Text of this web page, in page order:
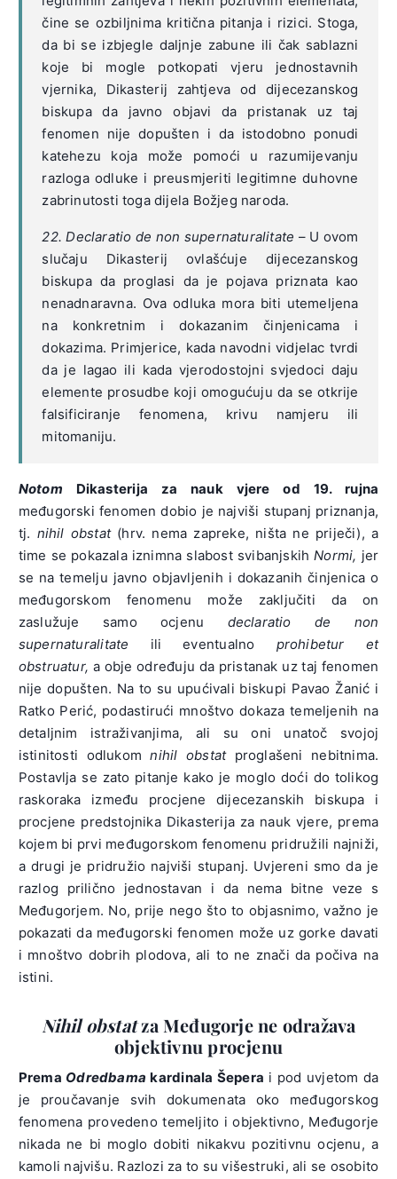
čine se ozbiljnima kritična pitanja i rizici. Stoga,
da bi se izbjegle daljnje zabune ili čak sablazni
koje bi mogle potkopati vjeru jednostavnih
vjernika, Dikasterij zahtjeva od dijecezanskog
biskupa da javno objavi da pristanak uz taj
fenomen nije dopušten i da istodobno ponudi
katehezu koja može pomoći u razumijevanju
razloga odluke i preusmjeriti legitimne duhovne
zabrinutosti toga dijela Božjeg naroda.
22. Declaratio de non supernaturalitate – U ovom
slučaju Dikasterij ovlašćuje dijecezanskog
biskupa da proglasi da je pojava priznata kao
nenadnaravna. Ova odluka mora biti utemeljena
na konkretnim i dokazanim činjenicama i
dokazima. Primjerice, kada navodni vidjelac tvrdi
da je lagao ili kada vjerodostojni svjedoci daju
elemente prosudbe koji omogućuju da se otkrije
falsificiranje fenomena, krivu namjeru ili
mitomaniju.
Notom Dikasterija za nauk vjere od 19. rujna
međugorski fenomen dobio je najviši stupanj priznanja,
tj. nihil obstat (hrv. nema zapreke, ništa ne priječi), a
time se pokazala iznimna slabost svibanjskihNormi, jer
se na temelju javno objavljenih i dokazanih činjenica o
međugorskom fenomenu može zaključiti da on
zaslužuje samo ocjenu declaratio de non
supernaturalitate ili eventualno prohibetur et
obstruatur, a obje određuju da pristanak uz taj fenomen
nije dopušten. Na to su upućivali biskupi Pavao Žanić i
Ratko Perić, podastirući mnoštvo dokaza temeljenih na
detaljnim istraživanjima, ali su oni unatoč svojoj
istinitosti odlukomnihil obstatproglašeni nebitnima.
Postavlja se zato pitanje kako je moglo doći do tolikog
raskoraka između procjene dijecezanskih biskupa i
procjene predstojnika Dikasterija za nauk vjere, prema
kojem bi prvi međugorskom fenomenu pridružili najniži,
a drugi je pridružio najviši stupanj. Uvjereni smo da je
razlog prilično jednostavan i da nema bitne veze s
Međugorjem. No, prije nego što to objasnimo, važno je
pokazati da međugorski fenomen može uz gorke davati
i mnoštvo dobrih plodova, ali to ne znači da počiva na
istini.
Nihil obstatza Međugorje ne odražava
objektivnu procjenu
Prema Odredbamakardinala Šepera i pod uvjetom da
je proučavanje svih dokumenata oko međugorskog
fenomena provedeno temeljito i objektivno, Međugorje
nikada ne bi moglo dobiti nikakvu pozitivnu ocjenu, a
kamoli najvišu. Razlozi za to su višestruki, ali se osobito